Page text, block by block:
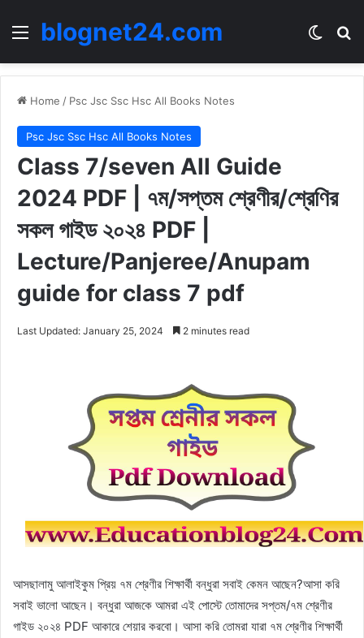
Menublognet24.com
Home / Psc Jsc Ssc Hsc All Books Notes
Psc Jsc Ssc Hsc All Books Notes
Class 7/seven All Guide
2024 PDF | ৭ম/সপ্তম শ্রেণীর/শ্রেণির
সকল গাইড ২০২৪ PDF |
Lecture/Panjeree/Anupam
guide for class 7 pdf
Last Updated: January 25, 2024 2 minutes read
আসছালামু আলাইকুম প্রিয় ৭ম শ্রেণীর শিক্ষার্থী বন্ধুরা সবাই কেমন আছেন?আসা করি
সবাই ভালো আছেন। বন্ধুরা আজকে আমরা এই পোস্টে তোমাদের সপ্তম/৭ম শ্রেণীর
গাইড ২০২৪ PDF আকারে শেয়ার করবো। আসা করি তোমরা যারা ৭ম শ্রেণীর শিক্ষার্থী